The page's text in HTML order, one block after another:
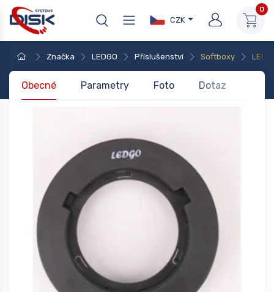
CZK
0
Značka LEDGO Příslušenství Softboxy
Obecné Parametry Foto Dotaz